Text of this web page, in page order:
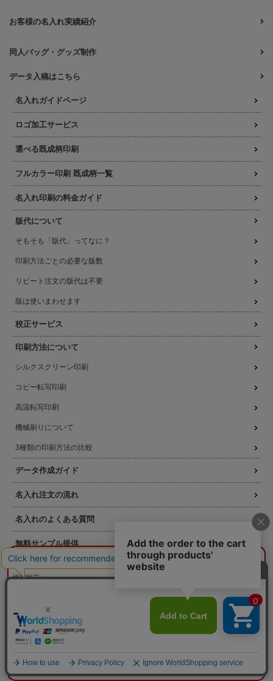
概算合計 ¥0 閉じる
納期目安：—
本体色：
選択してください
印刷位置：選択してください
印刷色：—
本体代：¥0
印刷代：¥0
お客様の名入れ実績紹介
同人バッグ・グッズ制作
データ入稿はこちら
名入れガイドページ
ロゴ加工サービス
選べる既成柄印刷
フルカラー印刷 既成柄一覧
名入れ印刷の料金ガイド
版代について
そもそも「版代」ってなに？
印刷方法ごとの必要な版数
リピート注文の版代は不要
版は使いまわせます
校正サービス
印刷方法について
シルクスクリーン印刷
コピー転写印刷
高温転写印刷
機械刷りについて
3種類の印刷方法の比較
データ作成ガイド
名入れ注文の流れ
名入れのよくある質問
無料サンプル提供
版代無料キャンペーン
お得なセール商品
ラッピングの森について
よくある質問（FAQ)